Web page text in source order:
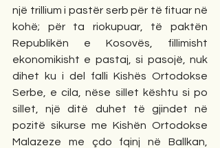
një trillium i pastër serb për të fituar në
kohë; për ta riokupuar, të paktën
Republikën e Kosovës, fillimisht
ekonomikisht e pastaj, si pasojë, nuk
dihet ku i del falli Kishës Ortodokse
Serbe, e cila, nëse sillet kështu si po
sillet, një ditë duhet të gjindet në
pozitë sikurse me Kishën Ortodokse
Malazeze me çdo fqinj në Ballkan,